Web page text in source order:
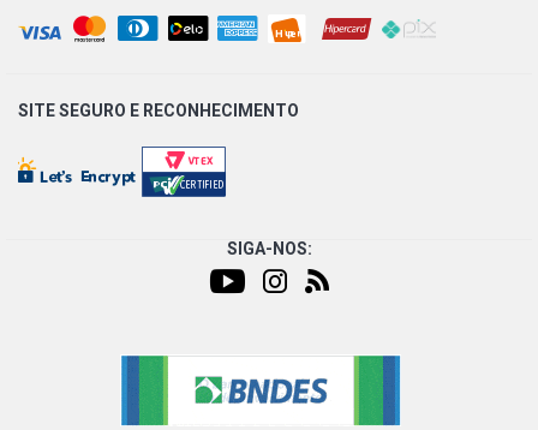
SITE SEGURO E RECONHECIMENTO
SIGA-NOS: